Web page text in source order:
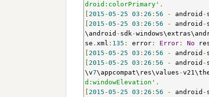
droid:colorPrimary' .
2015 -05 - 25 03 : 26 : 56 - android -
2015 -05 - 25 03 : 26 : 56 - android -
\android - sdk-
se .xml : 135 : error : Error : No
2015 -05 - 25 03 : 26 : 56 - android -
2015 -05 - 25 03 : 26 : 56 - android -
\v7\appcompat\res\values -
d:windowElevation' .
2015 -05 - 25 03 : 26 : 56 - android -